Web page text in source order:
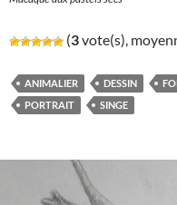
(3vote(s),
ANIMALIER DESSIN
PORTRAIT
SINGE